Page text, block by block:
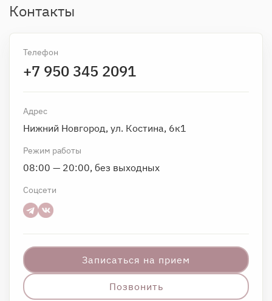
Контакты
Телефон
+7 950 345 2091
Адрес
Нижний Новгород, ул. Костина, 6к1
Режим работы
08:00 — 20:00, без выходных
Соцсети
Записаться на прием
Позвонить